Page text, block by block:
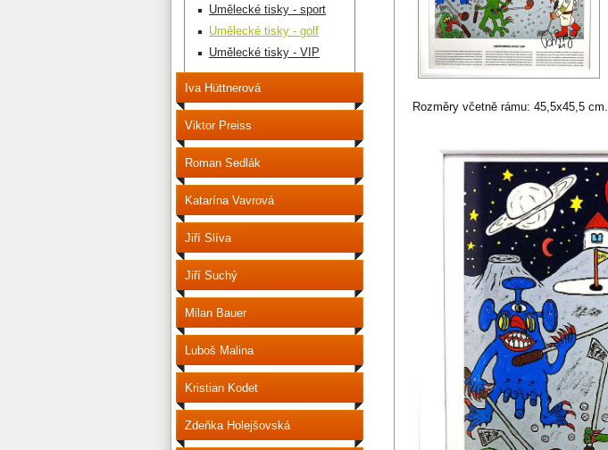
Rozměry včetně rámu: 45,5x45,5 cm.
Umělecké tisky - sport
Umělecké tisky - golf
Umělecké tisky - VIP
Iva Hüttnerová
Viktor Preiss
Roman Sedlák
Katarína Vavrová
Jiří Slíva
Jiří Suchý
Milan Bauer
Luboš Malina
Kristian Kodet
Zdeňka Holejšovská